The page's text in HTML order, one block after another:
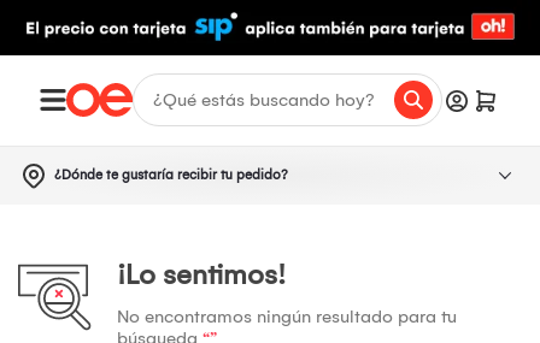
¿Dónde te gustaría recibir tu pedido?
¡Lo sentimos!
No encontramos ningún resultado para tu
búsqueda “”